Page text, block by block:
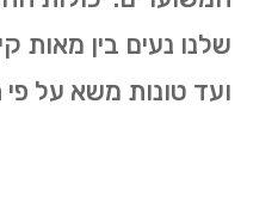
שלנו נעים בין מאות
ועד טונות משא על פי